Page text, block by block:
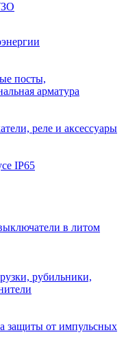
посты,
арматура
реле и аксессуары
IP65
в литом
рубильники,
защиты от импульсных